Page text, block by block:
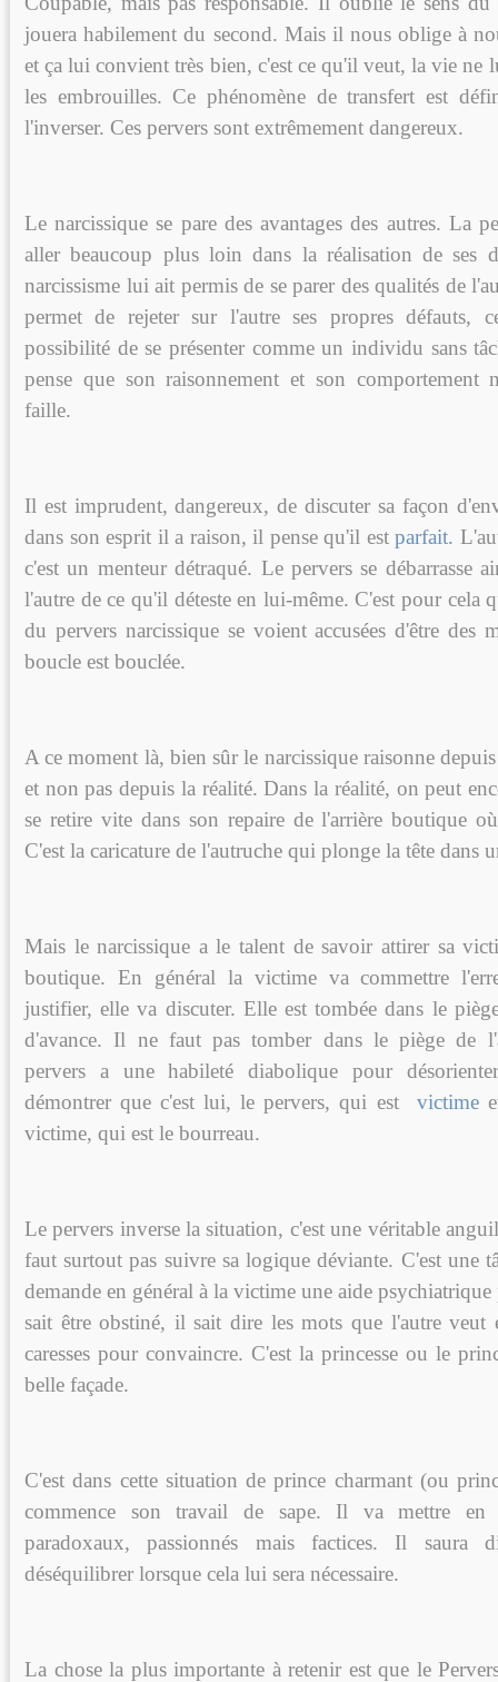
jouera habilement du second. Mais il nous oblige à
et ça lui convient très bien, c'est ce qu'il veut, la vie ne
les embrouilles. Ce phénomène de transfert est
l'inverser. Ces pervers sont extrêmement dangereux.
Le narcissique se pare des avantages des autres. La
aller beaucoup plus loin dans la réalisation de ses
narcissisme lui ait permis de se parer des qualités de
permet de rejeter sur l'autre ses propres
possibilité de se présenter comme un individu sans
pense que son raisonnement et son comportement
faille.
Il est imprudent, dangereux, de discuter sa façon
dans son esprit il a raison, il pense qu'il estparfait.
c'est un menteur détraqué. Le pervers se débarrasse
l'autre de ce qu'il déteste en lui-même. C'est pour cela
du pervers narcissique se voient accusées d'être des
boucle est bouclée.
A ce moment là, bien sûr le narcissique raisonne
et non pas depuis la réalité. Dans la réalité, on peut
se retire vite dans son repaire de l'arrière boutique
C'est la caricature de l'autruche qui plonge la tête dans
Mais le narcissique a le talent de savoir attirer sa
boutique. En général la victime va commettre
justifier, elle va discuter. Elle est tombée dans le
d'avance. Il ne faut pas tomber dans le piège de
pervers a une habileté diabolique pour
démontrer que c'est lui, le pervers, qui estvictime
victime, qui est le bourreau.
Le pervers inverse la situation, c'est une véritable
faut surtout pas suivre sa logique déviante. C'est une
demande en général à la victime une aide
sait être obstiné, il sait dire les mots que l'autre veut
caresses pour convaincre. C'est la princesse ou le
belle façade.
C'est dans cette situation de prince charmant (ou
commence son travail de sape. Il va mettre en
paradoxaux, passionnés mais factices. Il saura
déséquilibrer lorsque cela lui sera nécessaire.
La chose la plus importante à retenir est que le